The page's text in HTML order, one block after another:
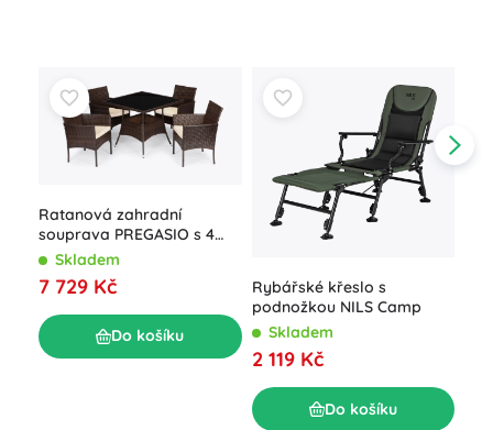
Ratanová zahradní
souprava PREGASIO s 4
židlemi a stolem se
Skladem
7 729 Kč
Do košíku
Rybářské křeslo s
podnožkou NILS Camp
Skladem
2 119 Kč
Do košíku